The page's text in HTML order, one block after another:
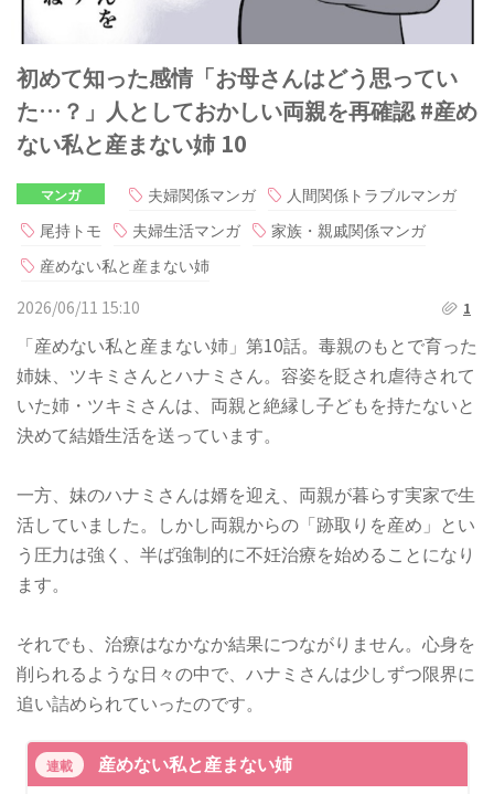
初めて知った感情「お母さんはどう思ってい
た…？」人としておかしい両親を再確認 #産め
ない私と産まない姉 10
マンガ 夫婦関係マンガ
人間関係トラブルマンガ
尾持トモ
夫婦生活マンガ
家族・親戚関係マンガ
産めない私と産まない姉
2026/06/11 15:10
1
「産めない私と産まない姉」第10話。毒親のもとで育った
姉妹、ツキミさんとハナミさん。容姿を貶され虐待されて
いた姉・ツキミさんは、両親と絶縁し子どもを持たないと
決めて結婚生活を送っています。
一方、妹のハナミさんは婿を迎え、両親が暮らす実家で生
活していました。しかし両親からの「跡取りを産め」とい
う圧力は強く、半ば強制的に不妊治療を始めることになり
ます。
それでも、治療はなかなか結果につながりません。心身を
削られるような日々の中で、ハナミさんは少しずつ限界に
追い詰められていったのです。
連載 産めない私と産まない姉